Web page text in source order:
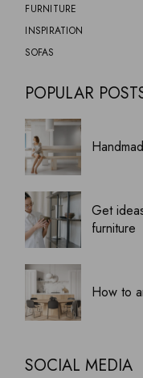
FURNITURE
INSPIRATION
SOFAS
POPULAR
Get
furniture
How to
SOCIAL MEDIA